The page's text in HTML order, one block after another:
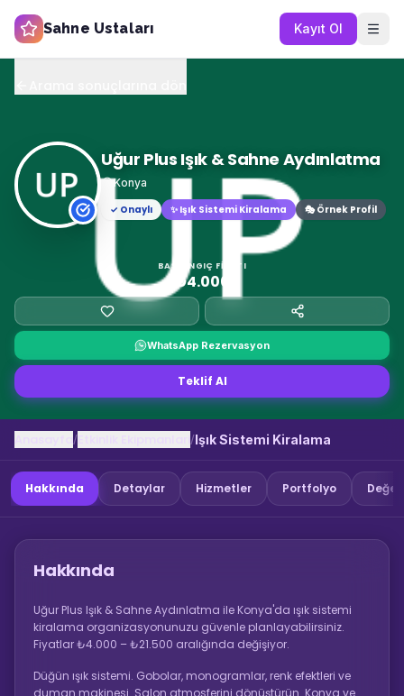
Sahne Ustaları Kayıt Ol
Uğur Plus Işık & Sahne Aydınlatma
Konya
✓ Onaylı
✨ Işık Sistemi Kiralama 🎭 Örnek Profil
BAŞLANGIÇ FIYATI
₺4.000
WhatsApp Rezervasyon
Teklif Al
/ /Işık Sistemi Kiralama
Hakkında Detaylar Hizmetler Portfolyo
Hakkında
Uğur Plus Işık & Sahne Aydınlatma ile Konya'da ışık sistemi
kiralama organizasyonunuzu güvenle planlayabilirsiniz.
Fiyatlar ₺4.000 – ₺21.500 aralığında değişiyor.
Düğün ışık sistemi. Gobolar, monogramlar, renk efektleri ve
duman makinesi. Salon atmosferini dönüştürün. Konya ve